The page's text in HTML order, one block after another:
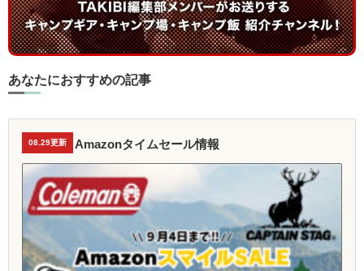
あなたにおすすめの記事
08.29更新 Amazonタイムセール情報